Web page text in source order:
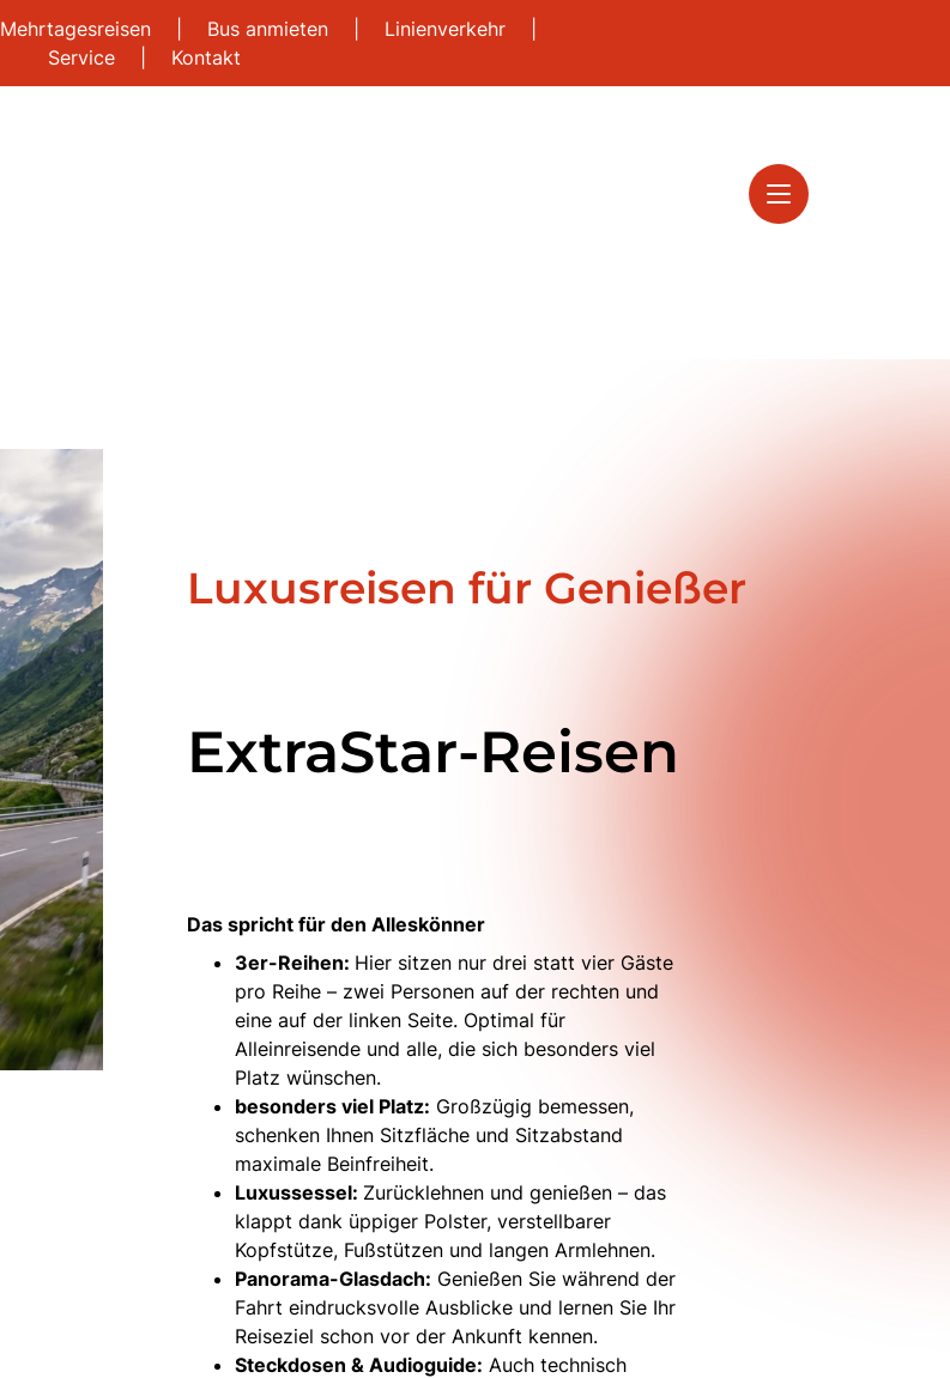
Mehrtagesreisen Bus anmieten Linienverkehr
Service
Kontakt
Luxusreisen für Genießer
ExtraStar-Reisen
Das spricht für den Alleskönner
3er-Reihen: Hier sitzen nur drei statt vier Gäste
pro Reihe – zwei Personen auf der rechten und
eine auf der linken Seite. Optimal für
Alleinreisende und alle, die sich besonders viel
Platz wünschen.
besonders viel Platz: Großzügig bemessen,
schenken Ihnen Sitzfläche und Sitzabstand
maximale Beinfreiheit.
Luxussessel: Zurücklehnen und genießen – das
klappt dank üppiger Polster, verstellbarer
Kopfstütze, Fußstützen und langen Armlehnen.
Panorama-Glasdach: Genießen Sie während der
Fahrt eindrucksvolle Ausblicke und lernen Sie Ihr
Reiseziel schon vor der Ankunft kennen.
Steckdosen & Audioguide: Auch technisch